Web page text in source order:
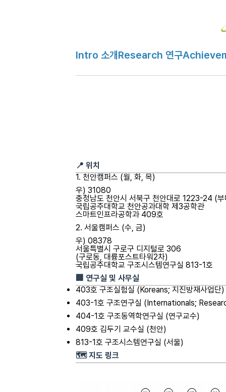
Intro 소개 Research 연구
📍 위치
1. 천안캠퍼스 (월, 화, 목)
우) 31080
충청남도 천안시 서북구 천안대로 1223-24 (
국립공주대학교 천안공과대학 제3공학관
스마트인프라공학과 409호
2. 서울캠퍼스 (수, 금)
우) 08378
서울특별시 구로구 디지털로 306
(구로동, 대륭포스트타워2차)
국립공주대학교 구조시스템연구실 813-1호
🏢 연구실 및 사무실
403호 구조실험실 (Koreans; 지진방재사업단)
403-1호 구조연구실 (Internationals;
404-1호 구조동역학연구실 (연구교수)
409호 김두기 교수실 (천안)
813-1호 구조시스템연구실 (서울)
🗺️ 지도 링크